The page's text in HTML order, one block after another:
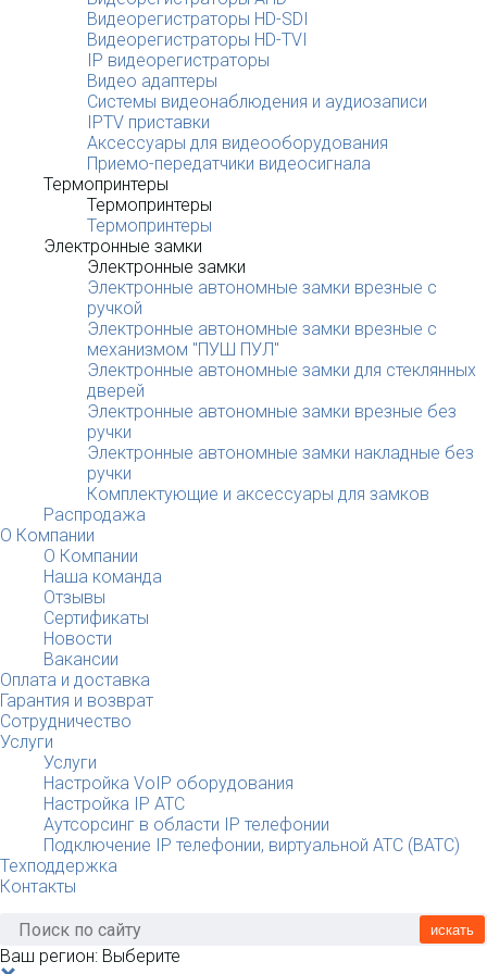
Видеорегистраторы HD-SDI
Видеорегистраторы HD-TVI
IP видеорегистраторы
Видео адаптеры
Системы видеонаблюдения и аудиозаписи
IPTV приставки
Аксессуары для видеооборудования
Приемо-передатчики видеосигнала
Термопринтеры
Термопринтеры
Термопринтеры
Электронные замки
Электронные замки
Электронные автономные замки врезные с
ручкой
Электронные автономные замки врезные с
механизмом "ПУШ ПУЛ"
Электронные автономные замки для стеклянных
дверей
Электронные автономные замки врезные без
ручки
Электронные автономные замки накладные без
ручки
Комплектующие и аксессуары для замков
Распродажа
О Компании
О Компании
Наша команда
Отзывы
Сертификаты
Новости
Вакансии
Оплата и доставка
Гарантия и возврат
Сотрудничество
Услуги
Услуги
Настройка VoIP оборудования
Настройка IP АТС
Аутсорсинг в области IP телефонии
Подключение IP телефонии, виртуальной АТС (ВАТС)
Техподдержка
Контакты
искать
Ваш регион: Выберите